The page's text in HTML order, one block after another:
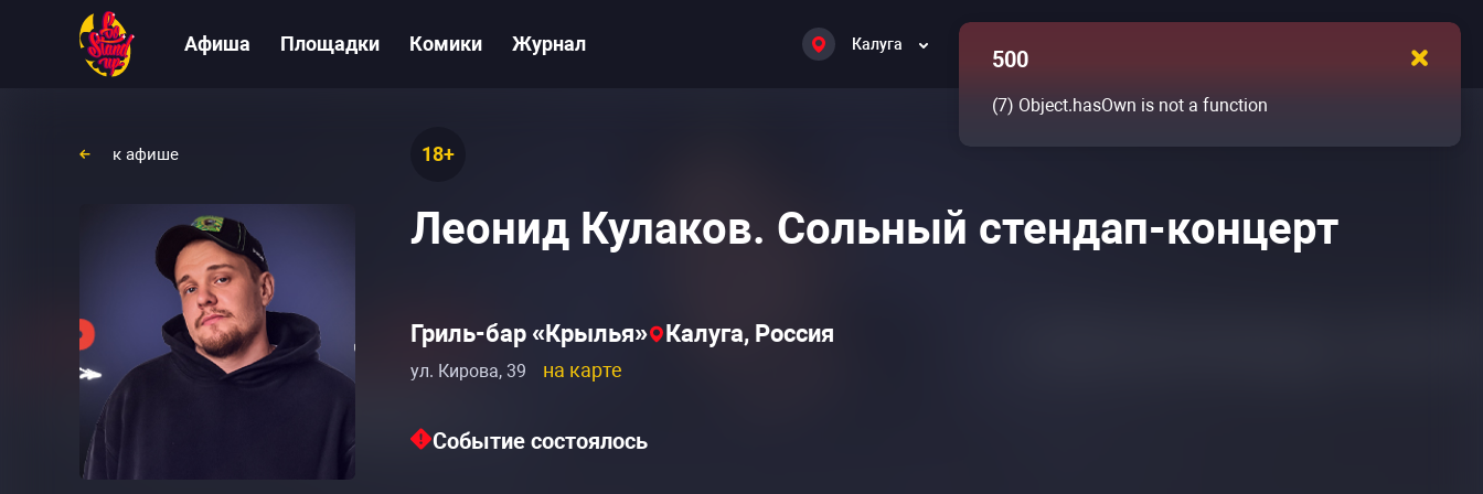
Афиша Площадки Комики Журнал Калуга
к афише 18+
Леонид Кулаков. Сольный стендап-концерт
Гриль-бар «Крылья» Калуга, Россия
ул. Кирова, 39 на карте
Событие состоялось
500
(7) Object.hasOwn is not a function